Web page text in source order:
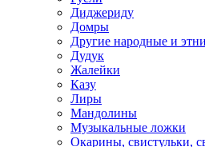
Диджериду
Домры
Другие народные и
Дудук
Жалейки
Казу
Лиры
Мандолины
Музыкальные ложки
Окарины, свистульки,